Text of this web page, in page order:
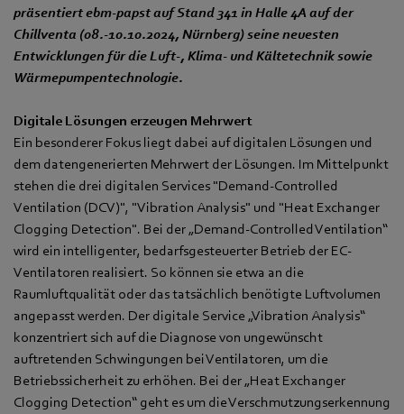
präsentiert ebm‑papst auf Stand 341 in Halle 4A auf der
Chillventa (08.-10.10.2024, Nürnberg) seine neuesten
Entwicklungen für die Luft-, Klima- und Kältetechnik sowie
Wärmepumpentechnologie.
Digitale Lösungen erzeugen Mehrwert
Ein besonderer Fokus liegt dabei auf digitalen Lösungen und
dem datengenerierten Mehrwert der Lösungen. Im Mittelpunkt
stehen die drei digitalen Services "Demand-Controlled
Ventilation (DCV)", "Vibration Analysis" und "Heat Exchanger
Clogging Detection". Bei der „Demand-Controlled Ventilation“
wird ein intelligenter, bedarfsgesteuerter Betrieb der EC-
Ventilatoren realisiert. So können sie etwa an die
Raumluftqualität oder das tatsächlich benötigte Luftvolumen
angepasst werden. Der digitale Service „Vibration Analysis“
konzentriert sich auf die Diagnose von ungewünscht
auftretenden Schwingungen bei Ventilatoren, um die
Betriebssicherheit zu erhöhen. Bei der „Heat Exchanger
Clogging Detection“ geht es um die Verschmutzungserkennung